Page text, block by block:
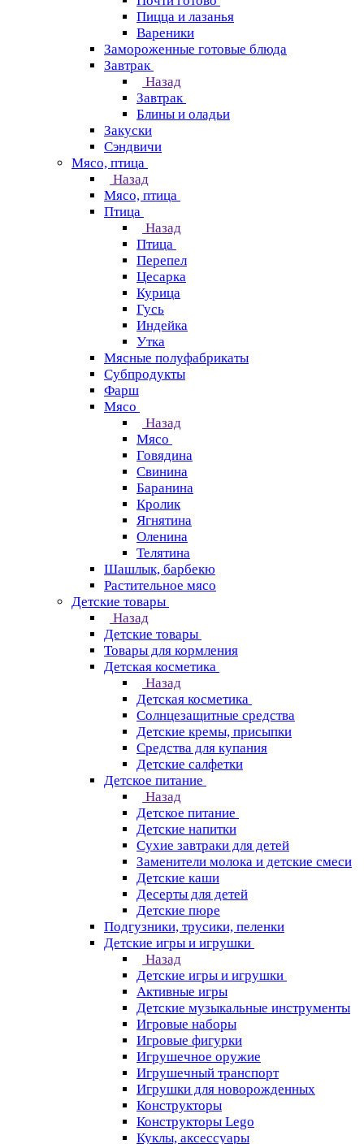
Пицца и лазанья
Вареники
Замороженные готовые блюда
Завтрак
Назад
Завтрак
Блины и оладьи
Закуски
Сэндвичи
Мясо, птица
Назад
Мясо, птица
Птица
Назад
Птица
Перепел
Цесарка
Курица
Гусь
Индейка
Утка
Мясные полуфабрикаты
Субпродукты
Фарш
Мясо
Назад
Мясо
Говядина
Свинина
Баранина
Кролик
Ягнятина
Оленина
Телятина
Шашлык, барбекю
Растительное мясо
Детские товары
Назад
Детские товары
Товары для кормления
Детская косметика
Назад
Детская косметика
Солнцезащитные средства
Детские кремы, присыпки
Средства для купания
Детские салфетки
Детское питание
Назад
Детское питание
Детские напитки
Сухие завтраки для детей
Заменители молока и детские смеси
Детские каши
Десерты для детей
Детские пюре
Подгузники, трусики, пеленки
Детские игры и игрушки
Назад
Детские игры и игрушки
Активные игры
Детские музыкальные инструменты
Игровые наборы
Игровые фигурки
Игрушечное оружие
Игрушечный транспорт
Игрушки для новорожденных
Конструкторы
Конструкторы Lego
Куклы, аксессуары